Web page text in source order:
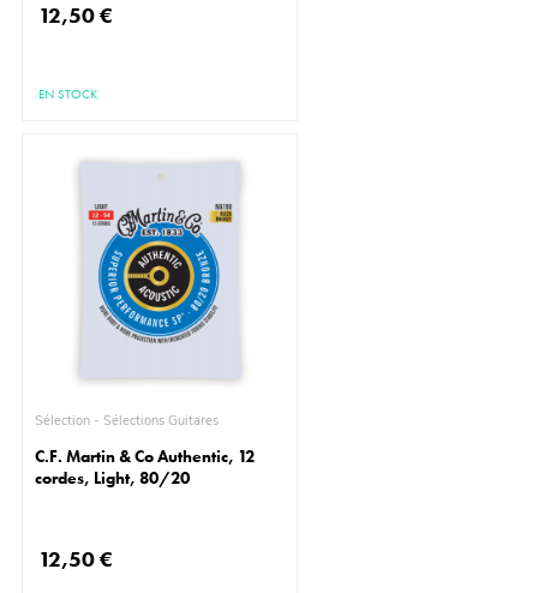
12,50 €
EN STOCK
Sélection - Sélections Guitares
C.F. Martin & Co Authentic, 12
cordes, Light, 80/20
12,50 €